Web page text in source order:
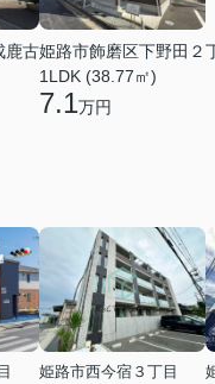
鹿古姫路市飾磨区下野田２
1LDK (38.77㎡)
7.1万円
姫路市西今宿３丁目